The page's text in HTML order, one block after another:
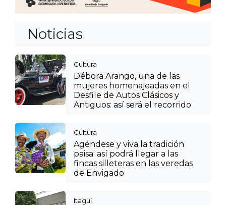
Noticias
Cultura
Débora Arango, una de las
mujeres homenajeadas en el
Desfile de Autos Clásicos y
Antiguos: así será el recorrido
Cultura
Agéndese y viva la tradición
paisa: así podrá llegar a las
fincas silleteras en las veredas
de Envigado
Itagüí